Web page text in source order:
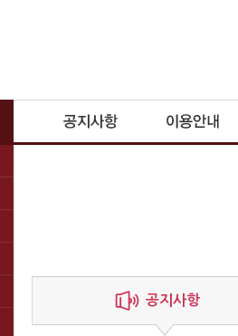
공지사항